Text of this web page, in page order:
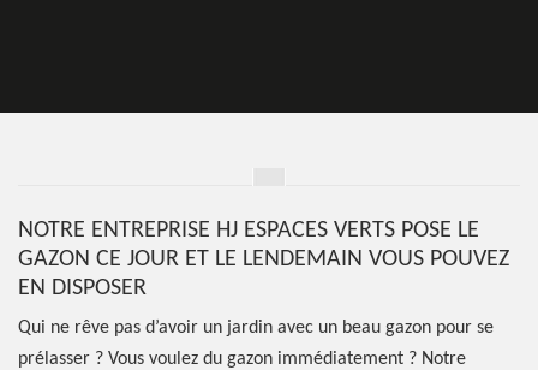
NOTRE ENTREPRISE HJ ESPACES VERTS POSE LE
GAZON CE JOUR ET LE LENDEMAIN VOUS POUVEZ
EN DISPOSER
Qui ne rêve pas d’avoir un jardin avec un beau gazon pour se
prélasser ? Vous voulez du gazon immédiatement ? Notre